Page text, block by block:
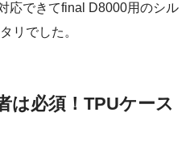
応できてfinal D8000用のシル
リでした。
は必須！TPUケース